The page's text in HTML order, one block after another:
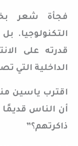
فجأة شعر
التكنولوجيا.
قدرته على
الداخلية التي
اقترب ياسين
أن الناس
ذاكرتهم؟”